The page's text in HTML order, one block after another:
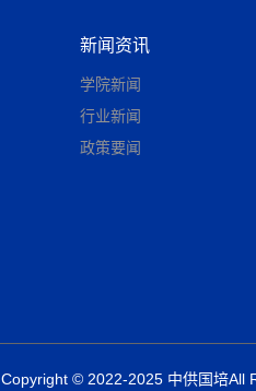
新闻资讯
学院新闻
行业新闻
政策要闻
Copyright © 2022-2025 中供国培All